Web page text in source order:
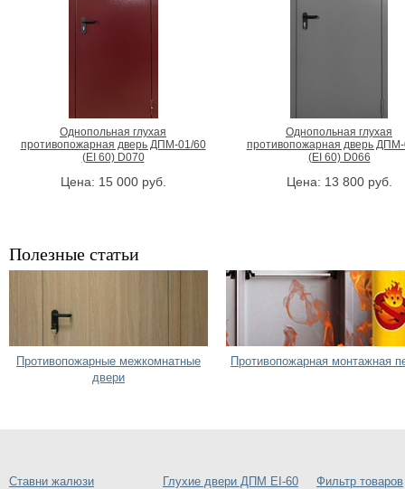
Однопольная глухая
противопожарная дверь ДПМ-01/60
(EI 60) D070
Цена: 15 000руб.
Однопольная глухая
противопожарная дверь
(EI 60) D066
Цена: 13 800руб.
Полезные статьи
Противопожарные межкомнатные
двери
Противопожарная монтажная
Ставни жалюзи
Глухие двери ДПМ EI-60
Фильтр товаров